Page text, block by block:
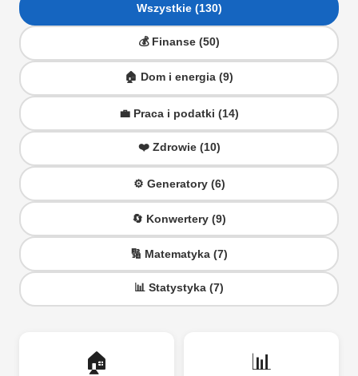
Wszystkie (130)
💰 Finanse (50)
🏠 Dom i energia (9)
💼 Praca i podatki (14)
❤️ Zdrowie (10)
⚙️ Generatory (6)
🔄 Konwertery (9)
🔢 Matematyka (7)
📊 Statystyka (7)
🏠 📊